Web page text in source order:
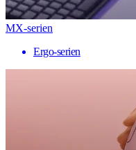
MX-serien
Ergo-serien